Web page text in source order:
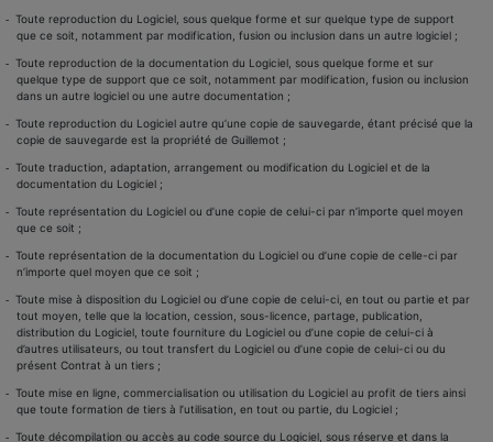
- Toute reproduction du Logiciel, sous quelque forme et sur quelque type de support
que ce soit, notamment par modification, fusion ou inclusion dans un autre logiciel ;
- Toute reproduction de la documentation du Logiciel, sous quelque forme et sur
quelque type de support que ce soit, notamment par modification, fusion ou inclusion
dans un autre logiciel ou une autre documentation ;
- Toute reproduction du Logiciel autre qu’une copie de sauvegarde, étant précisé que la
copie de sauvegarde est la propriété de Guillemot ;
- Toute traduction, adaptation, arrangement ou modification du Logiciel et de la
documentation du Logiciel ;
- Toute représentation du Logiciel ou d’une copie de celui-ci par n’importe quel moyen
que ce soit ;
- Toute représentation de la documentation du Logiciel ou d’une copie de celle-ci par
n’importe quel moyen que ce soit ;
- Toute mise à disposition du Logiciel ou d’une copie de celui-ci, en tout ou partie et par
tout moyen, telle que la location, cession, sous-licence, partage, publication,
distribution du Logiciel, toute fourniture du Logiciel ou d’une copie de celui-ci à
d’autres utilisateurs, ou tout transfert du Logiciel ou d’une copie de celui-ci ou du
présent Contrat à un tiers ;
- Toute mise en ligne, commercialisation ou utilisation du Logiciel au profit de tiers ainsi
que toute formation de tiers à l’utilisation, en tout ou partie, du Logiciel ;
- Toute décompilation ou accès au code source du Logiciel, sous réserve et dans la